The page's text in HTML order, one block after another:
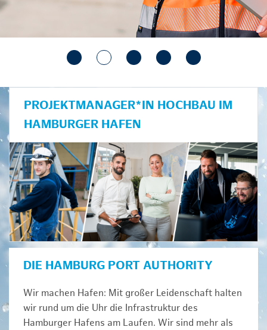
PROJEKTMANAGER*IN HOCHBAU IM
HAMBURGER HAFEN
DIE HAMBURG PORT AUTHORITY
Wir machen Hafen: Mit großer Leidenschaft halten
wir rund um die Uhr die Infrastruktur des
Hamburger Hafens am Laufen. Wir sind mehr als